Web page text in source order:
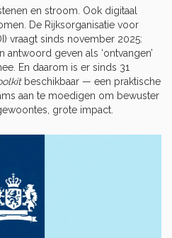
en stroom. Ook digitaal
De Rijksorganisatie voor
vraagt sinds november 2025:
geven als ‘ontvangen’
En daarom is er sinds 31
beschikbaar — een praktische
aan te moedigen om bewuster
grote impact.